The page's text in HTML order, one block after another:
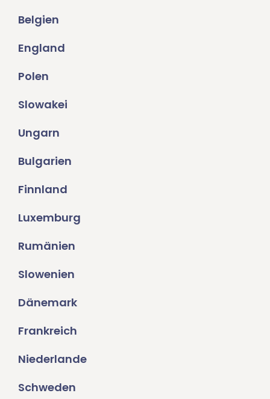
Belgien
England
Polen
Slowakei
Ungarn
Bulgarien
Finnland
Luxemburg
Rumänien
Slowenien
Dänemark
Frankreich
Niederlande
Schweden